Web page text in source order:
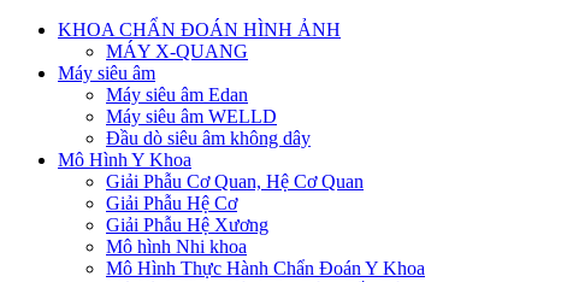
KHOA CHẨN ĐOÁN HÌNH ẢNH
MÁY X-QUANG
Máy siêu âm
Máy siêu âm Edan
Máy siêu âm WELLD
Đầu dò siêu âm không dây
Mô Hình Y Khoa
Giải Phẫu Cơ Quan, Hệ Cơ Quan
Giải Phẫu Hệ Cơ
Giải Phẫu Hệ Xương
Mô hình Nhi khoa
Mô Hình Thực Hành Chẩn Đoán Y Khoa